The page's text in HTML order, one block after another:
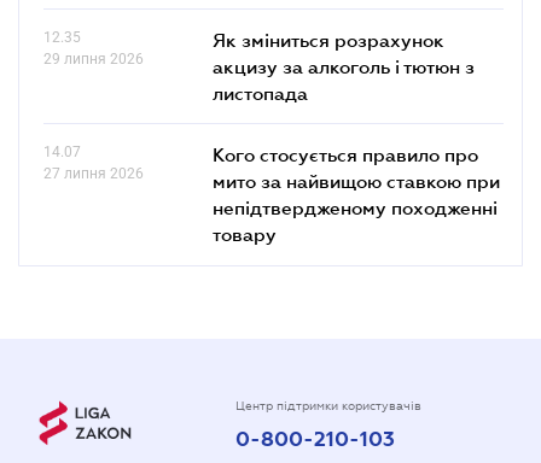
12.35
29 липня 2026
Як зміниться розрахунок
акцизу за алкоголь і тютюн з
листопада
14.07
27 липня 2026
Кого стосується правило про
мито за найвищою ставкою при
непідтвердженому походженні
товару
Центр підтримки користувачів
0-800-210-103